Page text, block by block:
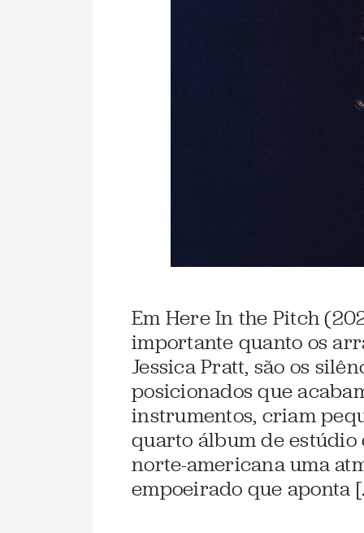
Em Here In the Pitch
importante quanto os
Jessica Pratt, são os
posicionados que
instrumentos, criam
quarto álbum de
norte-americana uma
empoeirado que aponta